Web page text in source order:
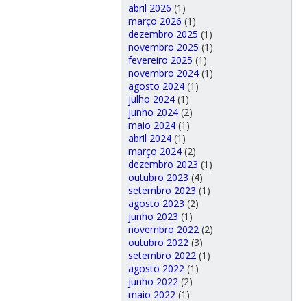
abril 2026 (1)
março 2026 (1)
dezembro 2025 (1)
novembro 2025 (1)
fevereiro 2025 (1)
novembro 2024(1)
agosto 2024(1)
julho 2024(1)
junho 2024(2)
maio 2024(1)
abril 2024(1)
março 2024(2)
dezembro 2023 (1)
outubro 2023 (4)
setembro 2023 (1)
agosto 2023 (2)
junho 2023 (1)
novembro 2022 (2)
outubro 2022 (3)
setembro 2022 (1)
agosto 2022 (1)
junho 2022 (2)
maio 2022 (1)